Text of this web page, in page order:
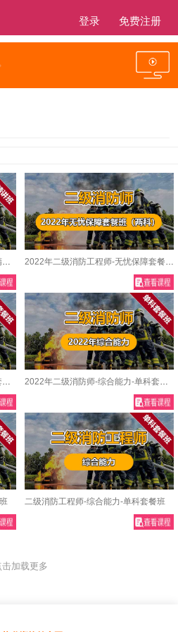
登录 免费注册
2022年二级消防师-案例分析-基础精讲班
二级消防工程师-综合能力-单科套餐班
击加载更多